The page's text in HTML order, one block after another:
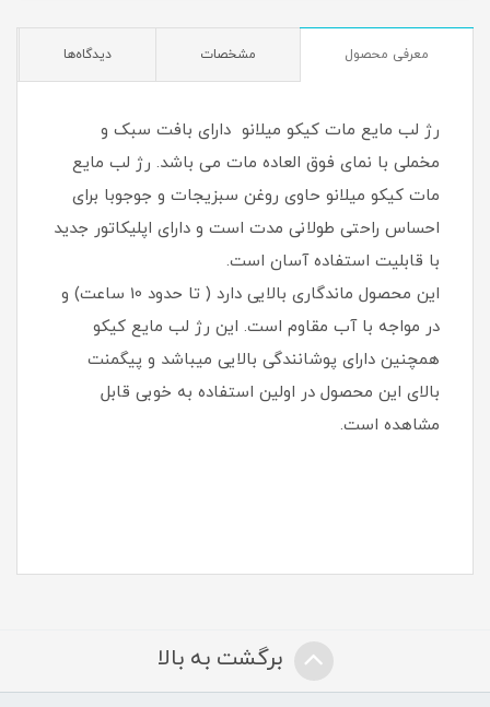
معرفی محصول مشخصات دیدگاه‌ها
رژ لب مایع مات کیکو میلانو دارای بافت سبک و
مخملی با نمای فوق العاده مات می باشد. رژ لب مایع
مات کیکو میلانو حاوی روغن سبزیجات و جوجوبا برای
احساس راحتی طولانی مدت است و دارای اپلیکاتور جدید
با قابلیت استفاده آسان است.
این محصول ماندگاری بالایی دارد ( تا حدود 10 ساعت) و
در مواجه با آب مقاوم است. این رژ لب مایع کیکو
همچنین دارای پوشانندگی بالایی میباشد و پیگمنت
بالای این محصول در اولین استفاده به خوبی قابل
مشاهده است.
برگشت به بالا